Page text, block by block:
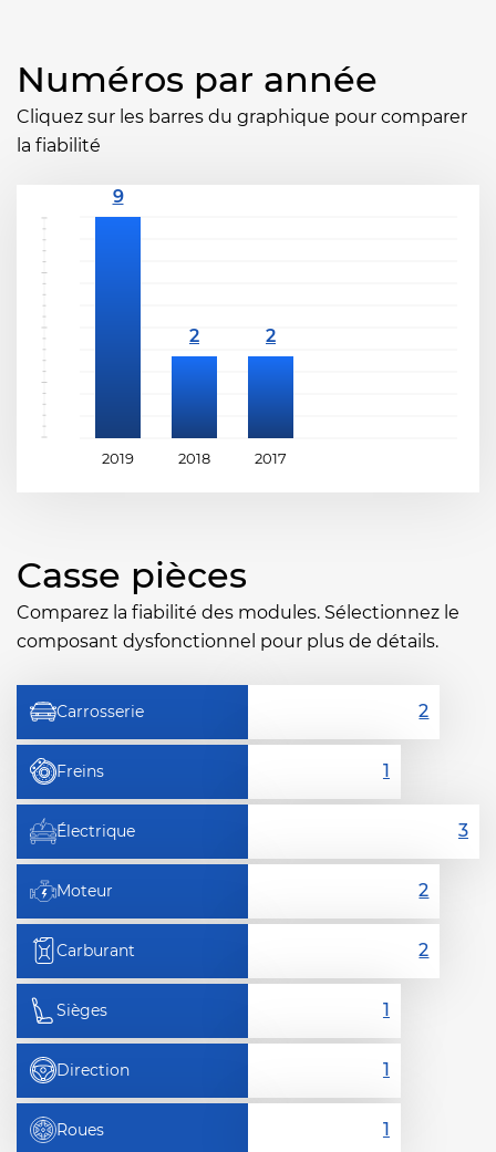
Numéros par année
Cliquez sur les barres du graphique pour comparer
la fiabilité
2019 2018 2017
Casse pièces
Comparez la fiabilité des modules. Sélectionnez le
composant dysfonctionnel pour plus de détails.
Carrosserie
Freins
Électrique
Moteur
Carburant
Sièges
Direction
Roues